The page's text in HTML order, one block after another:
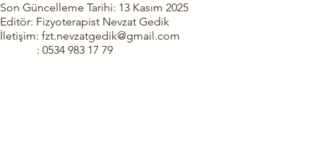
Son Güncelleme Tarihi: 13 Kasım 2025
Editör: Fizyoterapist Nevzat Gedik
İletişim: fzt.nevzatgedik@gmail.com
: 0534 983 17 79